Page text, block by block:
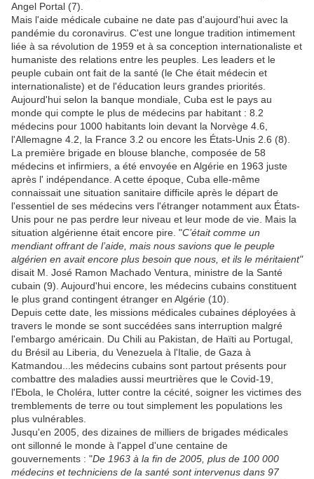
Angel Portal (7)
Mais l'aide médicale cubaine ne date pas d'aujourd'hui avec la
pandémie du coronavirus. C'est une longue tradition intimement
liée à sa révolution de 1959 et à sa conception internationaliste et
humaniste des relations entre les peuples. Les leaders et le
peuple cubain ont fait de la santé (le Che était médecin et
internationaliste) et de l'éducation leurs grandes priorités.
Aujourd'hui selon la banque mondiale, Cuba est le pays au
monde qui compte le plus de médecins par habitant : 8.2
médecins pour 1000 habitants loin devant la Norvège 4.6,
l'Allemagne 4.2, la France 3.2 ou encore les États-Unis 2.6 (8).
La première brigade en blouse blanche, composée de 58
médecins et infirmiers, a été envoyée en Algérie en 1963 juste
après l' indépendance. A cette époque, Cuba elle-même
connaissait une situation sanitaire difficile après le départ de
l'essentiel de ses médecins vers l'étranger notamment aux États-
Unis pour ne pas perdre leur niveau et leur mode de vie. Mais la
situation algérienne était encore pire. "C’était comme un
mendiant offrant de l’aide, mais nous savions que le peuple
algérien en avait encore plus besoin que nous, et ils le méritaient"
disait M. José Ramon Machado Ventura, ministre de la Santé
cubain (9). Aujourd'hui encore, les médecins cubains constituent
le plus grand contingent étranger en Algérie (10).
Depuis cette date, les missions médicales cubaines déployées à
travers le monde se sont succédées sans interruption malgré
l'embargo américain. Du Chili au Pakistan, de Haïti au Portugal,
du Brésil au Liberia, du Venezuela à l'Italie, de Gaza à
Katmandou...les médecins cubains sont partout présents pour
combattre des maladies aussi meurtrières que le Covid-19,
l'Ebola, le Choléra, lutter contre la cécité, soigner les victimes des
tremblements de terre ou tout simplement les populations les
plus vulnérables.
Jusqu'en 2005, des dizaines de milliers de brigades médicales
ont sillonné le monde à l'appel d'une centaine de
gouvernements : "De 1963 à la fin de 2005, plus de 100 000
médecins et techniciens de la santé sont intervenus dans 97